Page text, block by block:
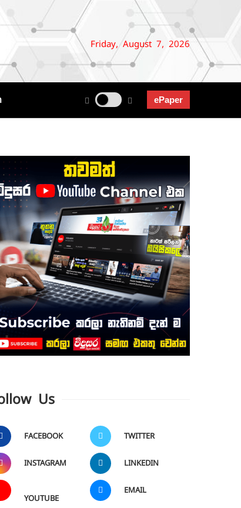
Friday, August 7, 2026
ePaper
Us
FACEBOOK TWITTER
INSTAGRAM LINKEDIN
YOUTUBE
EMAIL